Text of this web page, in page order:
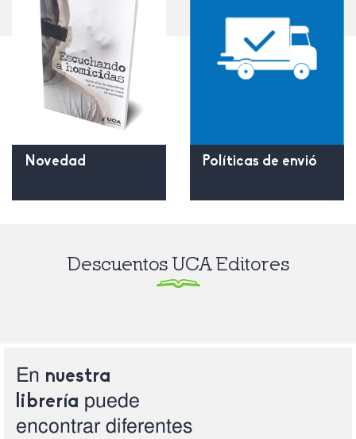
Novedad Políticas de envió
Descuentos UCA Editores
En nuestra
librería puede
encontrar diferentes